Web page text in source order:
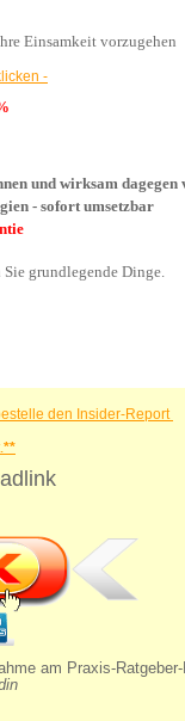
um gegen Ihre Einsamkeit vorzugehen
"Wege aus der Einsamkeit" jetzt kaufen - Hier klicken -
Wie Sie rechtzeitig Signale der Einsamkeit erkennen
mit sehr, sehr vielen hilfreichen Tipps und Strategien - sofort umsetzbar
Zögern Sie nicht, erkennen Sie rechzeitig die Signale der Einsamkeit und ändern Sie grundlegende Dinge.
Tiefstpreis-Angebot für dieses Ratgeber an und bestelle den Insider-Report
**
Downloadlink